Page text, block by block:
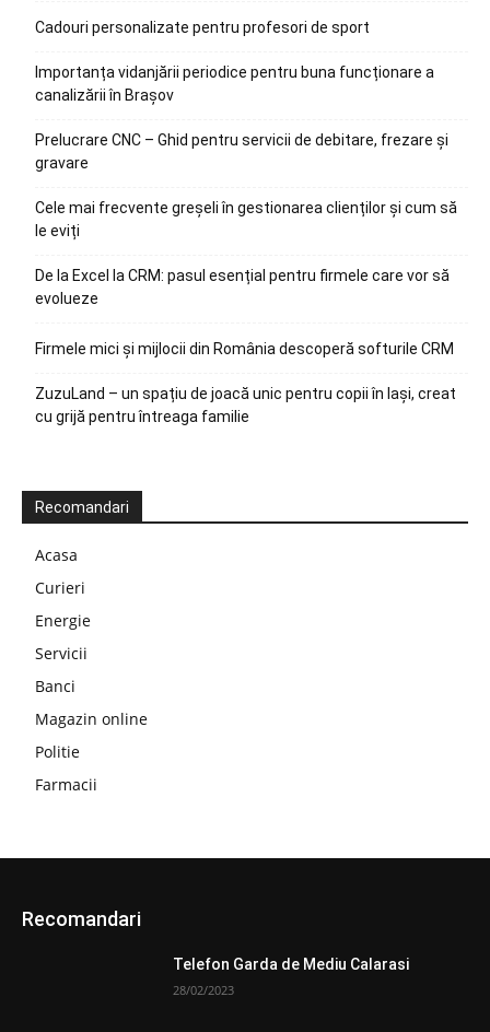
Cadouri personalizate pentru profesori de sport
Importanța vidanjării periodice pentru buna funcționare a
canalizării în Brașov
Prelucrare CNC – Ghid pentru servicii de debitare, frezare și
gravare
Cele mai frecvente greșeli în gestionarea clienților și cum să
le eviți
De la Excel la CRM: pasul esențial pentru firmele care vor să
evolueze
Firmele mici și mijlocii din România descoperă softurile CRM
ZuzuLand – un spațiu de joacă unic pentru copii în Iași, creat
cu grijă pentru întreaga familie
Recomandari
Acasa
Curieri
Energie
Servicii
Banci
Magazin online
Politie
Farmacii
Recomandari
Telefon Garda de Mediu Calarasi
28/02/2023